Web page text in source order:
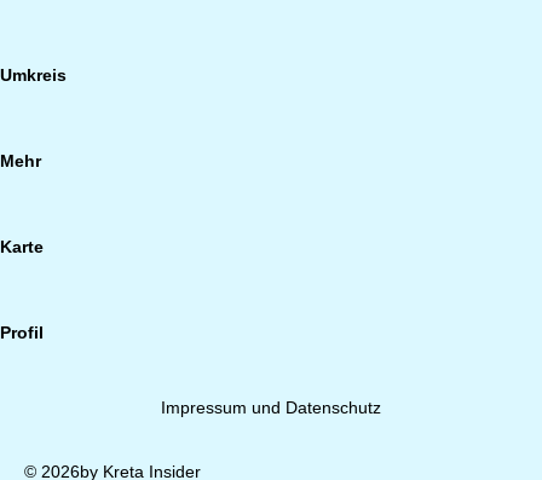
Umkreis
Mehr
Karte
Profil
Impressum und Datenschutz
© 2026by Kreta Insider